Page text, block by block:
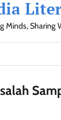
Minds, Sharing
Pendidikan
SosialOlahraga
Resensi